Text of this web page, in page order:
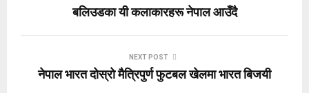
बलिउडका यी कलाकारहरू नेपाल आउँदै
NEXT POST
नेपाल भारत दोस्रो मैत्रिपुर्ण फुटबल खेलमा भारत बिजयी